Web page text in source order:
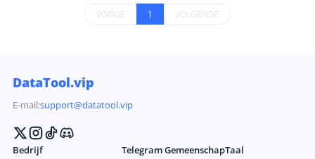
ekend staat als 'regramming'. Deze functionaliteit st
elt gebruikers in staat om inhoud van andere accou
inhoud wordt aangeboden aan volgers.
VORIGE 1 VOLGENDE
DataTool.vip
E-mail:support@datatool.vip
Bedrijf Telegram GemeenschapTaal